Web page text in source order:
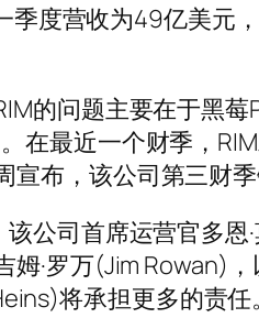
季度营收为49亿美元
的问题主要在于黑
在最近一个财季，
宣布，该公司第三财
该公司首席运营官多
姆·罗万(Jim Rowan)
将承担更多的责任。